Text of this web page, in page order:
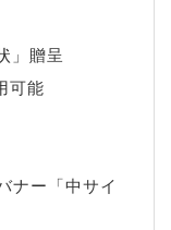
」贈呈
可能
ナー「中サイ